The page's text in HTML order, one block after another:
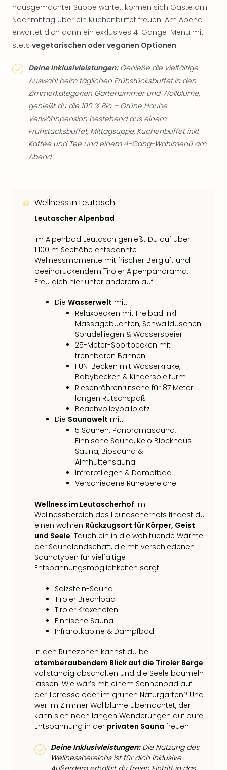
hausgemachter Suppe wartet, können sich Gäste am
Nachmittag über ein Kuchenbuffet freuen. Am Abend
erwartet dich dann ein exklusives 4-Gänge-Menü mit
stets vegetarischen oder veganen Optionen.
Deine Inklusivleistungen:Genieße die vielfältige
Auswahl beim täglichen Frühstücksbuffet.In den
Zimmerkategorien Gartenzimmer und Wollblume,
genießt du die 100 % Bio – Grüne Haube
Verwöhnpension bestehend aus einem
Frühstücksbuffet, Mittagsuppe, Kuchenbuffet inkl.
Kaffee und Tee und einem 4-Gang-Wahlmenü am
Abend.
Wellness in Leutasch
Leutascher Alpenbad
Im Alpenbad Leutasch genießt Du auf über
1.100 m Seehöhe entspannte
Wellnessmomente mit frischer Bergluft und
beeindruckendem Tiroler Alpenpanorama.
Freu dich hier unter anderem auf:
Die Wasserwelt mit:
Relaxbecken mit Freibad inkl.
Massagebuchten, Schwallduschen
Sprudelliegen & Wasserspeier
25-Meter-Sportbecken mit
trennbaren Bahnen
FUN-Becken mit Wasserkrake,
Babybecken & Kinderspielturm
Riesenröhrenrutsche für 87 Meter
langen Rutschspaß
Beachvolleyballplatz
Die Saunawelt mit:
5 Saunen: Panoramasauna,
Finnische Sauna, Kelo Blockhaus
Sauna, Biosauna &
Almhüttensauna
Infrarotliegen & Dampfbad
Verschiedene Ruhebereiche
Wellness im Leutascherhof Im
Wellnessbereich des Leutascherhofs findest du
einen wahren Rückzugsort für Körper, Geist
und Seele. Tauch ein in die wohltuende Wärme
der Saunalandschaft, die mit verschiedenen
Saunatypen für vielfältige
Entspannungsmöglichkeiten sorgt:
Salzstein-Sauna
Tiroler Brechlbad
Tiroler Kraxenofen
Finnische Sauna
Infrarotkabine & Dampfbad
In den Ruhezonen kannst du bei
atemberaubendem Blick auf die Tiroler Berge
vollständig abschalten und die Seele baumeln
lassen. Wie wär’s mit einem Sonnenbad auf
der Terrasse oder im grünen Naturgarten? Und
wer im Zimmer Wollblume übernachtet, der
kann sich nach langen Wanderungen auf pure
Entspannung in der privaten Sauna freuen!
Deine Inklusivleistungen:Die Nutzung des
Wellnessbereichs ist für dich inklusive.